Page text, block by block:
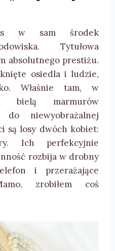
w sam środek
Tytułowa
absolutnego prestiżu.
osiedla i ludzie,
Właśnie tam, w
bielą marmurów
do niewyobrażalnej
są losy dwóch kobiet:
Ich perfekcyjnie
rozbija w drobny
i przerażające
zrobiłem coś